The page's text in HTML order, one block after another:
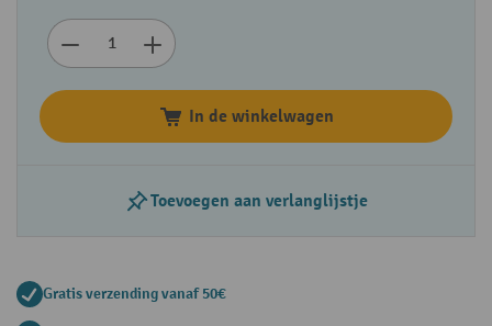
In de winkelwagen
Toevoegen aan verlanglijstje
Gratis verzending vanaf 50€